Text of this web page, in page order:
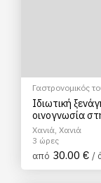
Γαστρονομικός
Αξιοθέατα ,
Ιδιωτική
οινογνωσία
Χανιά, Χανιά
3 ώρες
από 30.00 € /